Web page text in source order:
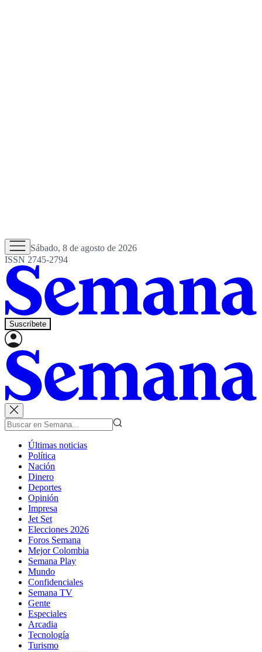
Sábado, 8 de agosto de 2026
ISSN 2745-2794
Suscríbete
Últimas noticias
Política
Nación
Dinero
Deportes
Opinión
Impresa
Jet Set
Elecciones 2026
Foros Semana
Mejor Colombia
Semana Play
Mundo
Confidenciales
Semana TV
Gente
Especiales
Arcadia
Tecnología
Turismo